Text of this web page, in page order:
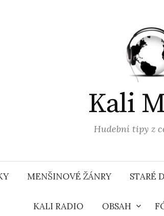
Kali
Hudební tipy z
MENŠINOVÉ ŽÁNRY STARÉ
KALI RADIO OBSAH